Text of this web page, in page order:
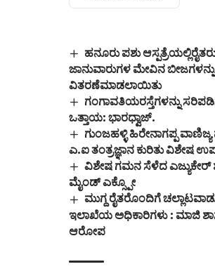
ಹನೂರು ಪಶು
ಜಾನುವಾರುಗಳ ಮೇವಿನ ಬೀಜಗಳನ್ನು
ವಿತರಣೆಮಾಡಲಾಯಿತು
ಗಂಗಾವತಿಯರಸ್ತೆಗಳನ್ನು
ಒತ್ತಾಯ: ಭಾರಧ್ವಾಜ್.
ಗುಂಜಹಳ್ಳಿ ಹಿರೇನಾಗಪ್ಪ
ಎ.ಐ ತಂತ್ರಜ್ಞಾನ ಕುರಿತು ವಿಶೇಷ
ವಿಶೇಷ ಗಮನ ಸೆಳೆದ
ಮೈಂಡ್ ಎಕ್ಸ್ಪೋ
ಮುಗ್ದ ರೈತರೊಂದಿಗೆ
ಇಲಾಖೆಯ ಅಧಿಕಾರಿಗಳು : ಮಾಜಿ
ಆರೋಪ